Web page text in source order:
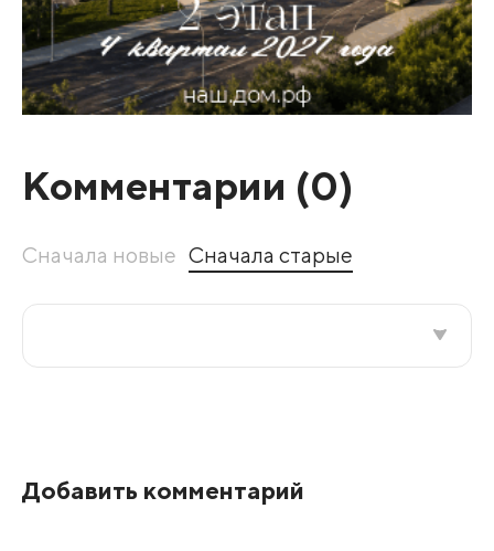
Комментарии (0)
Сначала новые Сначала старые
Добавить комментарий